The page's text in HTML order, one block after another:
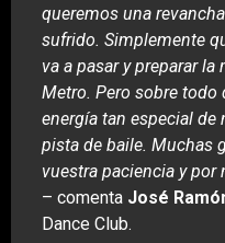
queremos una
sufrido. Simplemente
va a pasar y preparar
Metro. Pero sobre todo
energía tan especial de
pista de baile. Muchas
vuestra paciencia y por
– comenta José
Dance Club.